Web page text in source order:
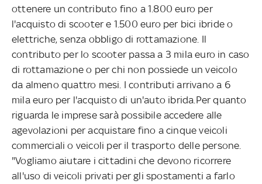
ottenere un contributo fino a 1.800 euro per
l'acquisto di scooter e 1.500 euro per bici ibride o
elettriche, senza obbligo di rottamazione. Il
contributo per lo scooter passa a 3 mila euro in caso
di rottamazione o per chi non possiede un veicolo
da almeno quattro mesi. I contributi arrivano a 6
mila euro per l'acquisto di un'auto ibrida.Per quanto
riguarda le imprese sarà possibile accedere alle
agevolazioni per acquistare fino a cinque veicoli
commerciali o veicoli per il trasporto delle persone.
"Vogliamo aiutare i cittadini che devono ricorrere
all'uso di veicoli privati per gli spostamenti a farlo